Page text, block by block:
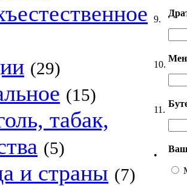
(29)
(15)
табак,
(5)
и страны (7)
9.
10.
11.
•